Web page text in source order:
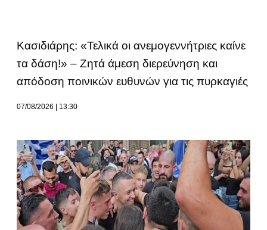
Κασιδιάρης: «Τελικά οι ανεμογεννήτριες καίνε
τα δάση!» – Ζητά άμεση διερεύνηση και
απόδοση ποινικών ευθυνών για τις πυρκαγιές
07/08/2026 13:30